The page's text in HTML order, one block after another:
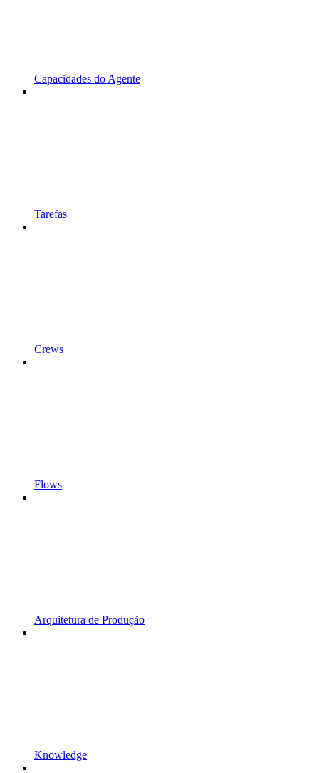
Capacidades do Agente
Tarefas
Crews
Flows
Arquitetura de Produção
Knowledge